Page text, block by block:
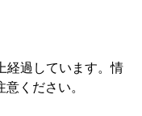
経過しています。情
ください。